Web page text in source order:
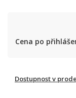
Cena po
Dostupnost v